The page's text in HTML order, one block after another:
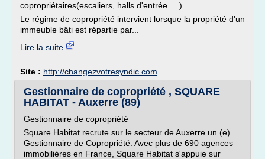
copropriétaires(escaliers, halls d'entrée... .).
Le régime de copropriété intervient lorsque la propriété d'un
immeuble bâti est répartie par...
Lire la suite
Site : http://changezvotresyndic.com
Gestionnaire de copropriété , SQUARE
HABITAT - Auxerre (89)
Gestionnaire de copropriété
Square Habitat recrute sur le secteur de Auxerre un (e)
Gestionnaire de Copropriété. Avec plus de 690 agences
immobilières en France, Square Habitat s'appuie sur